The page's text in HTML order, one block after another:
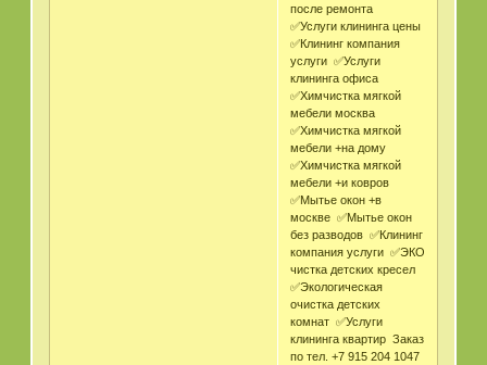
после ремонта
✅Услуги клининга цены
✅Клининг компания
услуги ✅Услуги
клининга офиса
✅Химчистка мягкой
мебели москва
✅Химчистка мягкой
мебели +на дому
✅Химчистка мягкой
мебели +и ковров
✅Мытье окон +в
москве ✅Мытье окон
без разводов ✅Клининг
компания услуги ✅ЭКО
чистка детских кресел
✅Экологическая
очистка детских
комнат ✅Услуги
клининга квартир Заказ
по тел. +7 915 204 1047